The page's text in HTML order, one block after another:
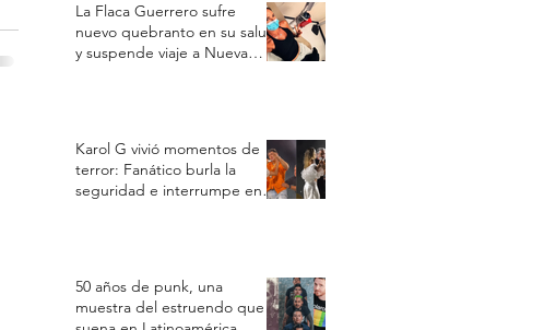
La Flaca Guerrero sufre
nuevo quebranto en su salud
y suspende viaje a Nueva
Karol G vivió momentos de
terror: Fanático burla la
seguridad e interrumpe en
50 años de punk, una
muestra del estruendo que